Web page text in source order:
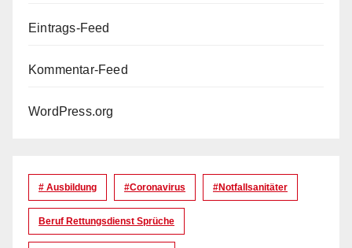
Eintrags-Feed
Kommentar-Feed
WordPress.org
# Ausbildung #coronavirus #Notfallsanitäter
Beruf Rettungsdienst Sprüche